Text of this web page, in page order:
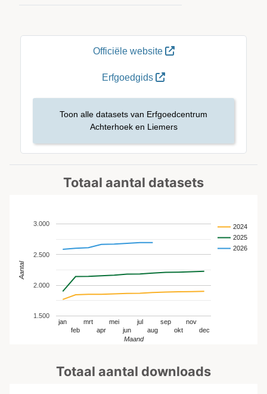
Officiële website
Erfgoedgids
Toon alle datasets van Erfgoedcentrum
Achterhoek en Liemers
Totaal aantal datasets
2024
2025
2026
jan
feb
mrt
apr
mei
jun
jul
aug
sep
okt
nov
dec
1.500
2.000
2.500
3.000
Maand
Aantal
Totaal aantal downloads